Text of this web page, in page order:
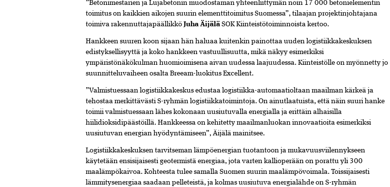
”Betonimestarien ja Lujabetonin muodostaman yhteenliittymän noin 17 000 betonielementin
toimitus on kaikkien aikojen suurin elementtitoimitus Suomessa”, tilaajan projektinjohtajana
toimiva rakennuttajapäällikköJuha Äijälä SOK Kiinteistötoiminnoista kertoo.
Hankkeen suuren koon sijaan hän haluaa kuitenkin painottaa uuden logistiikkakeskuksen
edistyksellisyyttä ja koko hankkeen vastuullisuutta, mikä näkyy esimerkiksi
ympäristönäkökulman huomioimisena aivan uudessa laajuudessa. Kiinteistölle on myönnetty jo
suunnitteluvaiheen osalta Breeam-luokitus Excellent.
”Valmistuessaan logistiikkakeskus edustaa logistiikka-automaatioltaan maailman kärkeä ja
tehostaa merkittävästi S-ryhmän logistiikkatoimintoja. On ainutlaatuista, että näin suuri hanke
toimii valmistuessaan lähes kokonaan uusiutuvalla energialla ja erittäin alhaisilla
hiilidioksidipäästöillä. Hankkeessa on kehitetty maailmanluokan innovaatioita esimerkiksi
uusiutuvan energian hyödyntämiseen”, Äijälä mainitsee.
Logistiikkakeskuksen tarvitseman lämpöenergian tuotantoon ja mukavuusviilennykseen
käytetään ensisijaisesti geotermistä energiaa, jota varten kallioperään on porattu yli 300
maalämpökaivoa. Kohteesta tulee samalla Suomen suurin maalämpövoimala. Toissijaisesti
lämmitysenergiaa saadaan pelleteistä, ja kolmas uusiutuva energialähde on S-ryhmän